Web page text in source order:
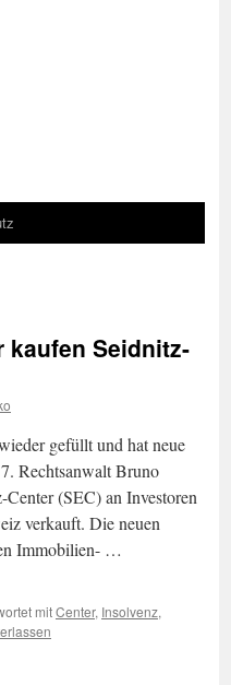
kaufen Seidnitz-
gefüllt und hat neue
Rechtsanwalt Bruno
(SEC) an Investoren
verkauft. Die neuen
Immobilien- …
mitCenter, Insolvenz,